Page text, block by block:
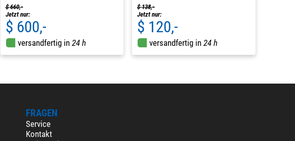
$ 660,-
Jetzt nur:
$ 600,-
versandfertig in 24 h
$ 138,-
Jetzt nur:
$ 120,-
versandfertig in 24 h
FRAGEN
Service
Kontakt